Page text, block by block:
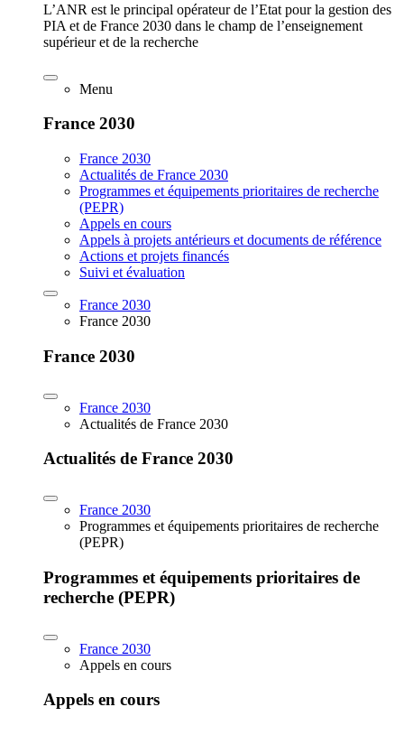
L’ANR est le principal opérateur de l’Etat pour la gestion des
PIA et de France 2030 dans le champ de l’enseignement
supérieur et de la recherche
Menu
France 2030
France 2030
Actualités de France 2030
Programmes et équipements prioritaires de recherche
(PEPR)
Appels en cours
Appels à projets antérieurs et documents de référence
Actions et projets financés
Suivi et évaluation
France 2030
France 2030
France 2030
France 2030
Actualités de France 2030
Actualités de France 2030
France 2030
Programmes et équipements prioritaires de recherche
(PEPR)
Programmes et équipements prioritaires de
recherche (PEPR)
France 2030
Appels en cours
Appels en cours